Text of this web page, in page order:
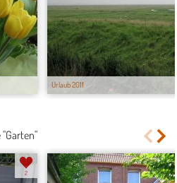
Urlaub 2011
2